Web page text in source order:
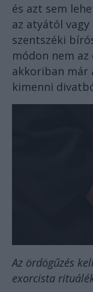
és azt sem
az atyától
szentszéki
módon nem
akkoriban már
kimenni
Az ördögűzés
exorcista